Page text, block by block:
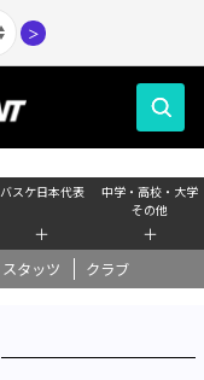
＞
バスケ日本代表
＋
中学・高校・大学
その他
＋
スタッツ クラブ